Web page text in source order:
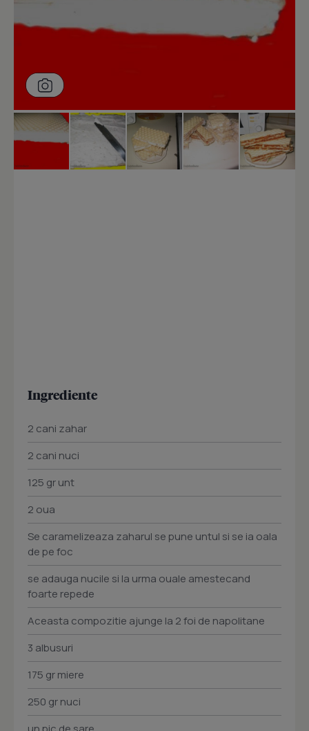
Ingrediente
2 cani zahar
2 cani nuci
125 gr unt
2 oua
Se caramelizeaza zaharul se pune untul si se ia oala
de pe foc
se adauga nucile si la urma ouale amestecand
foarte repede
Aceasta compozitie ajunge la 2 foi de napolitane
3 albusuri
175 gr miere
250 gr nuci